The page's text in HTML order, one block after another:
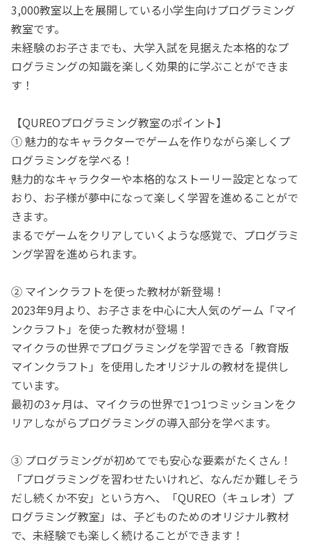
3,000教室以上を展開している小学生向けプログラミング
教室です。
未経験のお子さまでも、大学入試を見据えた本格的なプ
ログラミングの知識を楽しく効果的に学ぶことができま
す！
【QUREOプログラミング教室のポイント】
① 魅力的なキャラクターでゲームを作りながら楽しくプ
ログラミングを学べる！
魅力的なキャラクターや本格的なストーリー設定となって
おり、お子様が夢中になって楽しく学習を進めることがで
きます。
まるでゲームをクリアしていくような感覚で、プログラミ
ング学習を進められます。
② マインクラフトを使った教材が新登場！
2023年9月より、お子さまを中心に大人気のゲーム「マイ
ンクラフト」を使った教材が登場！
マイクラの世界でプログラミングを学習できる「教育版
マインクラフト」を使用したオリジナルの教材を提供し
ています。
最初の3ヶ月は、マイクラの世界で1つ1つミッションをク
リアしながらプログラミングの導入部分を学べます。
③ プログラミングが初めてでも安心な要素がたくさん！
「プログラミングを習わせたいけれど、なんだか難しそう
だし続くか不安」という方へ、「QUREO（キュレオ）プ
ログラミング教室」は、子どものためのオリジナル教材
で、未経験でも楽しく続けることができます！